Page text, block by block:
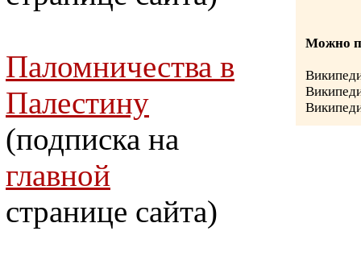
Паломничества в
Палестину
(подписка на
главной
странице сайта)
Можно